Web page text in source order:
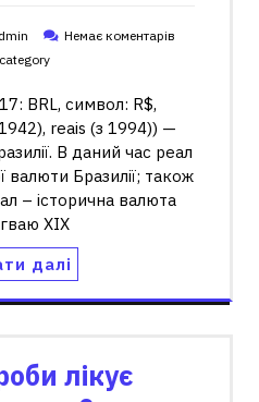
Немає коментарів
BRL, символ: R$,
reais (з 1994)) —
В даний час реал
валюти Бразилії; також
– історична валюта
XIX
далі
лікує